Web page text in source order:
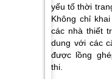
yếu tố thời
Không chỉ
các nhà thiết
dung với các
được lồng
thi.